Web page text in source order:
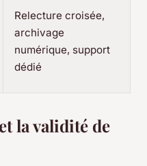
Relecture croisée,
archivage
numérique, support
dédié
la validité de